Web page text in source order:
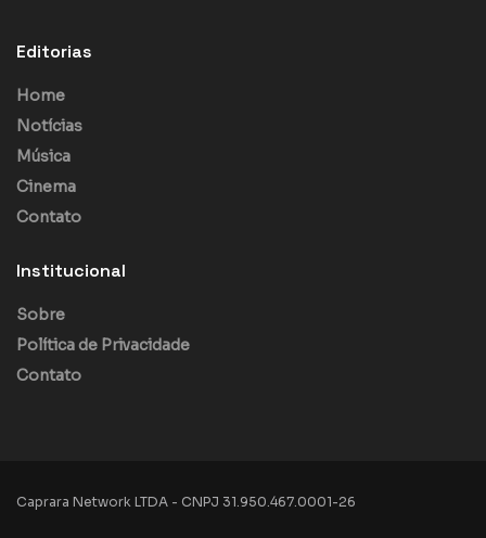
Editorias
Home
Notícias
Música
Cinema
Contato
Institucional
Sobre
Política de Privacidade
Contato
Caprara Network LTDA - CNPJ 31.950.467.0001-26